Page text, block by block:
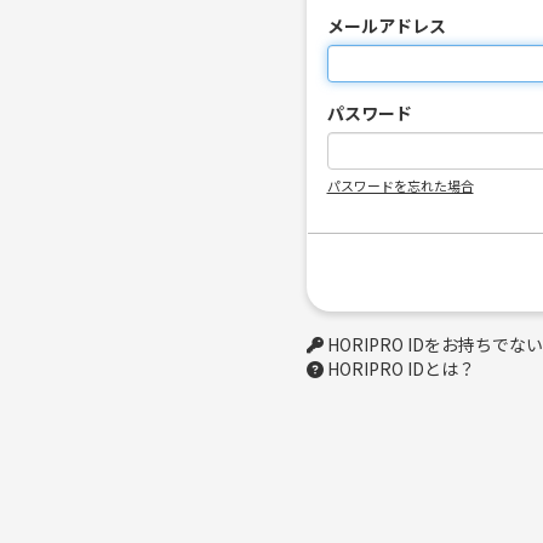
メールアドレス
パスワード
パスワードを忘れた場合
HORIPRO IDをお持ちでな
HORIPRO IDとは？